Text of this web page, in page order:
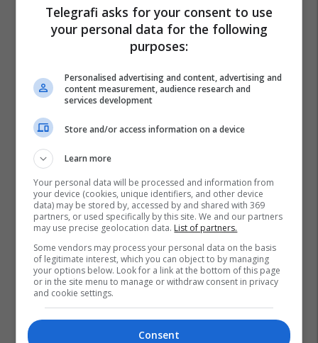
Liga E Kampionëve
Telegrafi asks for your consent to use
your personal data for the following
purposes:
Personalised advertising and content, advertising and
content measurement, audience research and
services development
Store and/or access information on a device
Learn more
Your personal data will be processed and information from
your device (cookies, unique identifiers, and other device
data) may be stored by, accessed by and shared with 369
partners, or used specifically by this site. We and our partners
may use precise geolocation data. List of partners.
Some vendors may process your personal data on the basis
of legitimate interest, which you can object to by managing
your options below. Look for a link at the bottom of this page
or in the site menu to manage or withdraw consent in privacy
and cookie settings.
Consent